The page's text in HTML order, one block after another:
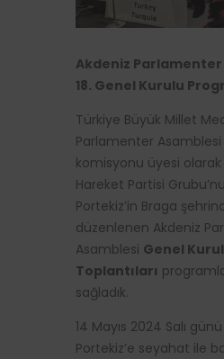
Akdeniz
18. Genel Kurulu
Türkiye Büyük Millet
Parlamenter Asamblesi
komisyonu üyesi
Hareket Partisi
Portekiz’in Braga
düzenlenen Akdeniz
Asamblesi Genel
Toplantıları
sağladık.
14 Mayıs 2024 Salı
Portekiz’e seyahat ile